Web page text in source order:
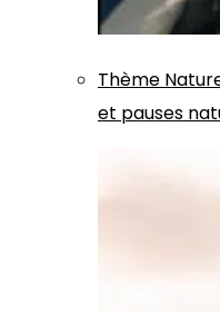
Thème
et pauses